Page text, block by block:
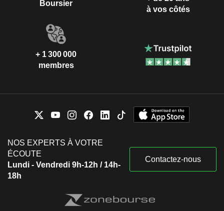
Boursier
à vos côtés
+ 1 300 000
membres
NOS EXPERTS À VOTRE
ÉCOUTE
Lundi - Vendredi 9h-12h / 14h-
18h
Contactez-nous